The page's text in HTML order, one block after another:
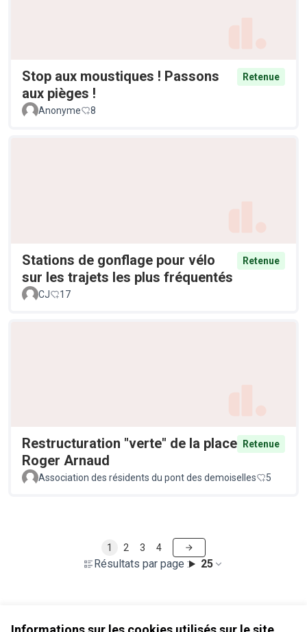
Stop aux moustiques ! Passons
aux pièges !
Retenue
Anonyme 8
Stations de gonflage pour vélo
sur les trajets les plus fréquentés
Retenue
CJ 17
Restructuration "verte" de la place
Roger Arnaud
Retenue
Association des résidents du pont des demoiselles 5
Résultats par page : 25
1 2 3 4